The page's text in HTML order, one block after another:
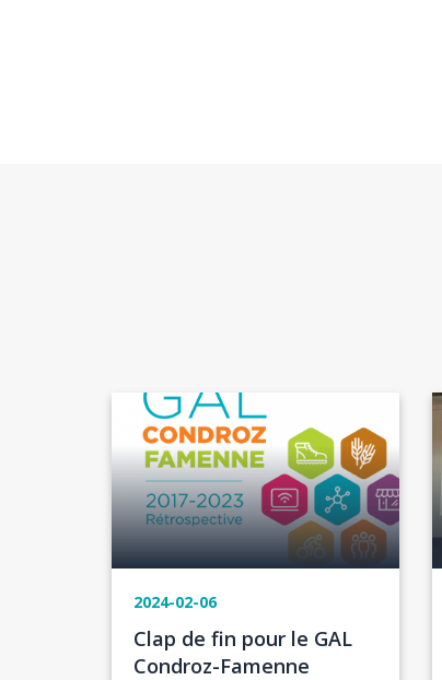
Image
2024-02-06
Titre
de
Clap de fin pour le GAL
Condroz-Famenne